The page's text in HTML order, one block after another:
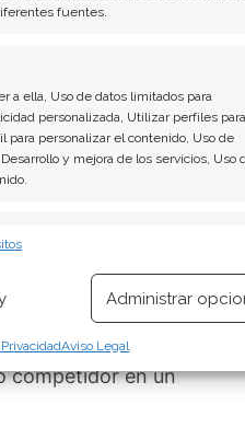
fuentes.
a ella, Uso de datos limitados para
personalizada, Utilizar perfiles para
para personalizar el contenido, Uso de
y mejora de los servicios, Uso
y eliminar
Guardar y
Siempre
Administrar
Aviso Legal
por los mayores
de los
el ritmo de
para
y
estas
sobre el ánimo
fabricante de
en
más que un
competidor en un